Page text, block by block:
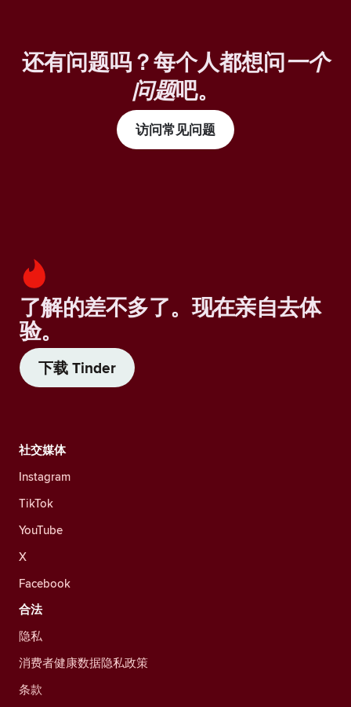
还有问题吗？每个人都想问一个
问题吧。
访问常见问题
了解的差不多了。现在亲自去体
验。
下载 Tinder
社交媒体
Instagram
TikTok
YouTube
X
Facebook
合法
隐私
消费者健康数据隐私政策
条款